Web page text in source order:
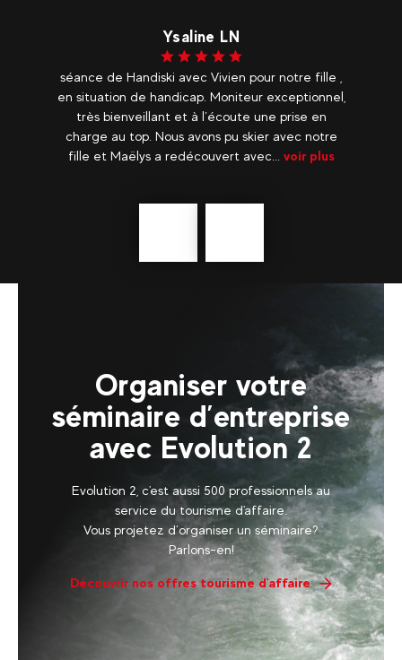
Ysaline LN
séance de Handiski avec Vivien pour notre fille ,
en situation de handicap. Moniteur exceptionnel,
très bienveillant et à l’écoute une prise en
charge au top. Nous avons pu skier avec notre
fille et Maëlys a redécouvert avec... voir plus
Organiser votre
séminaire d’entreprise
avec Evolution 2
Evolution 2, c'est aussi 500 professionnels au
service du tourisme d'affaire.
Vous projetez d’organiser un séminaire?
Parlons-en!
Découvrir nos offres tourisme d'affaire